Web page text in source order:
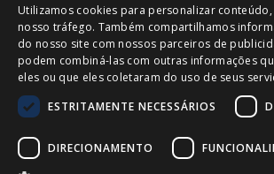
08027 Barcelona
(Spain)
Madrid
C/ Méndez Álvaro 20, oficina 440
28045 Madrid
(Spain)
Utilizamos cookies para personalizar
nosso tráfego. Também compartilhamos
do nosso site com nossos parceiros de
podem combiná-las com outras informações
eles ou que eles coletaram do uso de seus
ESTRITAMENTE NECESSÁRIOS
DIRECIONAMENTO